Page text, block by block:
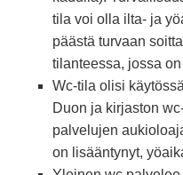
tila voi olla ilta- ja
päästä turvaan
tilanteessa, jossa
Wc-tila olisi
Duon ja kirjaston
palvelujen
on lisääntynyt,